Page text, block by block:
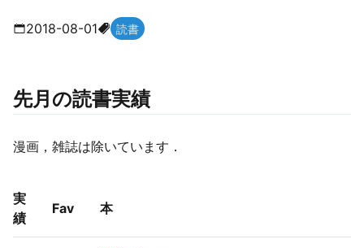
2018-08-01 読書
先月の読書実績
漫画，雑誌は除いています．
実
績
Fav 本